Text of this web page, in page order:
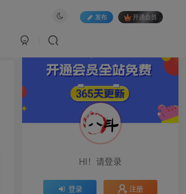
发布 开通会员
HI！请登录
登录 注册